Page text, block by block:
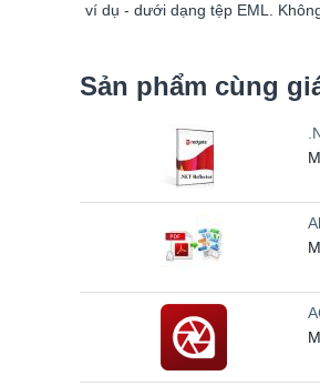
ví dụ - dưới dạng tệp EML.
Sản phẩm cùng